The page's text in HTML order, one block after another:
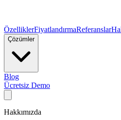
ÖzelliklerFiyatlandırmaReferanslar
Çözümler
Blog
Ücretsiz Demo
Hakkımızda